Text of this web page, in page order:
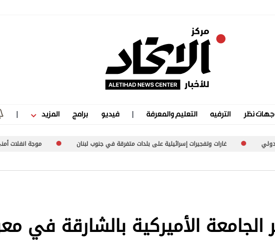
نظر الترفيه التعليم والمعرفة فيديو برامج المزيد
وتفجيرات إسرائيلية على بلدات متفرقة في جنوب لبنان موجة انفلات أمني متصاعدة في
الأميركية بالشارقة في